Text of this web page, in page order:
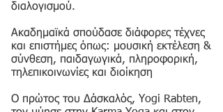
διαλογισμού.
Ακαδημαϊκά σπούδασε διάφορες τέχνες
και επιστήμες όπως: μουσική εκτέλεση &
σύνθεση, παιδαγωγικά, πληροφορική,
τηλεπικοινωνίες και διοίκηση
Ο πρώτος του Δάσκαλός, Yogi Rabten,